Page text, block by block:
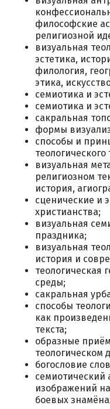
философские
религиозной
визуальная
эстетика,
филология,
этика,
семиотика и
семиотика и
сакральная
формы
способы и
теологического
визуальная
религиозном
история,
сценические и
христианства;
визуальная
праздника;
визуальная
история и
теологическая
среды;
сакральная
способы
как
текста;
образные
теологическом
богословие
семиотический
изображений
боевых